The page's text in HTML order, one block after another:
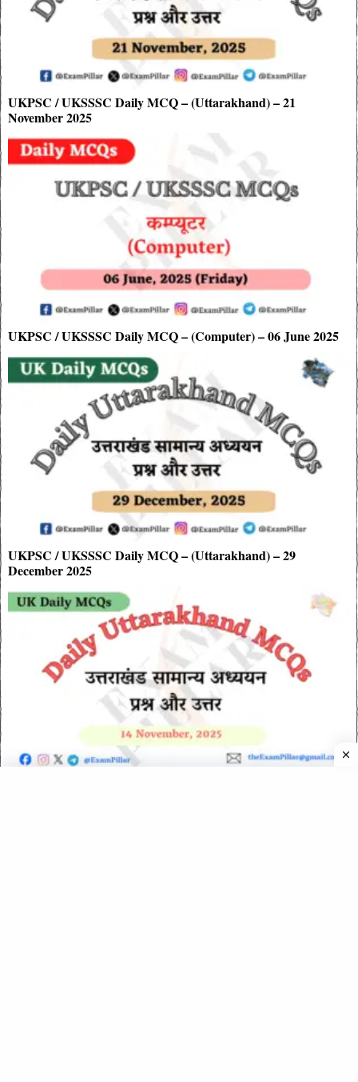
UKPSC / UKSSSC Daily MCQ – (Uttarakhand) – 21
November 2025
UKPSC / UKSSSC Daily MCQ – (Computer) – 06 June 2025
UKPSC / UKSSSC Daily MCQ – (Uttarakhand) – 29
December 2025